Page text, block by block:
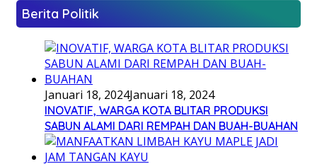
Berita Politik
Januari 18, 2024Januari 18, 2024
INOVATIF, WARGA KOTA BLITAR PRODUKSI
SABUN ALAMI DARI REMPAH DAN BUAH-BUAHAN